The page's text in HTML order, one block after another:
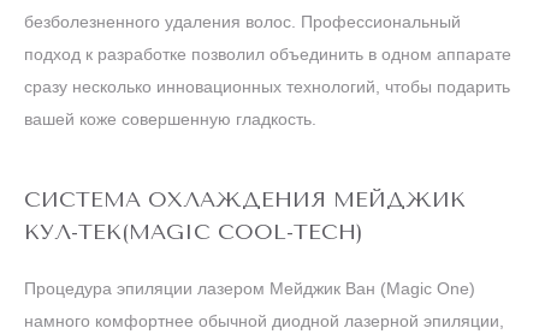
безболезненного удаления волос. Профессиональный
подход к разработке позволил объединить в одном аппарате
сразу несколько инновационных технологий, чтобы подарить
вашей коже совершенную гладкость.
СИСТЕМА ОХЛАЖДЕНИЯ МЕЙДЖИК
КУЛ-ТЕК(MAGIC COOL-TECH)
Процедура эпиляции лазером Мейджик Ван (Magic One)
намного комфортнее обычной диодной лазерной эпиляции,